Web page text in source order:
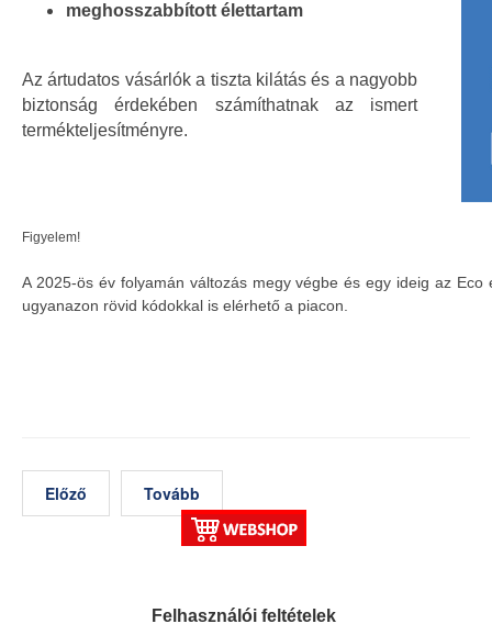
meghosszabbított élettartam
Az ártudatos vásárlók a tiszta kilátás és a nagyobb
biztonság érdekében számíthatnak az ismert
termékteljesítményre.
Figyelem!
A 2025-ös év folyamán változás megy végbe és egy ideig az
ugyanazon rövid kódokkal is elérhető a piacon.
Előző Tovább
Felhasználói feltételek